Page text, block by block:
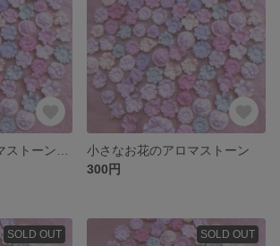
小さなお花のアロマストーン
300円
SOLD OUT SOLD OUT